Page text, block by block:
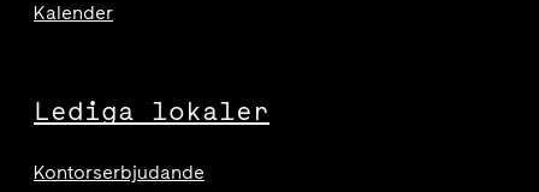
Kalender
Lediga lokaler
Kontorserbjudande